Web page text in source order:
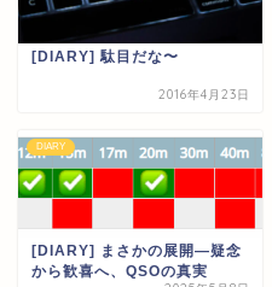
[DIARY] 駄目だな〜
2016年4月23日
DIARY
[DIARY] まさかの展開—疑念
から歓喜へ、QSOの真実